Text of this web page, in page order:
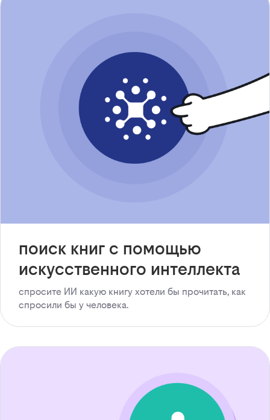
поиск книг с помощью
искусственного интеллекта
спросите ИИ какую книгу хотели бы прочитать, как
спросили бы у человека.